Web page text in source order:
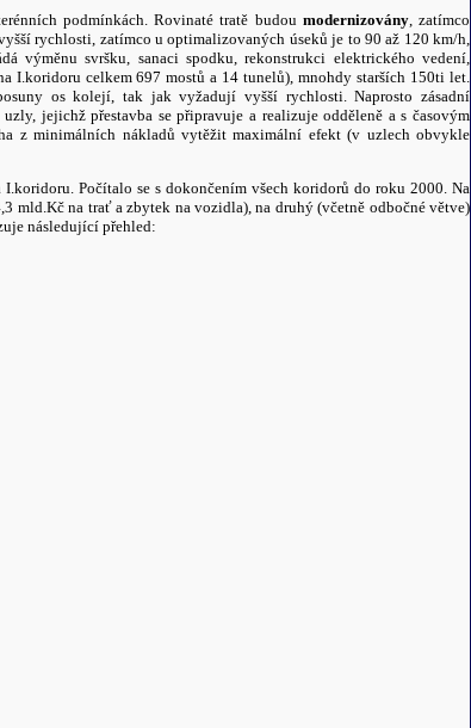
podmínkách. Rovinaté tratě budou modernizovány, zatímco
rychlosti, zatímco u optimalizovaných úseků je to 90 až 120 km/h,
výměnu svršku, sanaci spodku, rekonstrukci elektrického vedení,
I.koridoru celkem 697 mostů a 14 tunelů), mnohdy starších 150ti let.
os kolejí, tak jak vyžadují vyšší rychlosti. Naprosto zásadní
jejichž přestavba se připravuje a realizuje odděleně a s časovým
z minimálních nákladů vytěžit maximální efekt (v uzlech obvykle
Počítalo se s dokončením všech koridorů do roku 2000. Na
mld.Kč na trať a zbytek na vozidla), na druhý (včetně odbočné větve)
následující přehled: